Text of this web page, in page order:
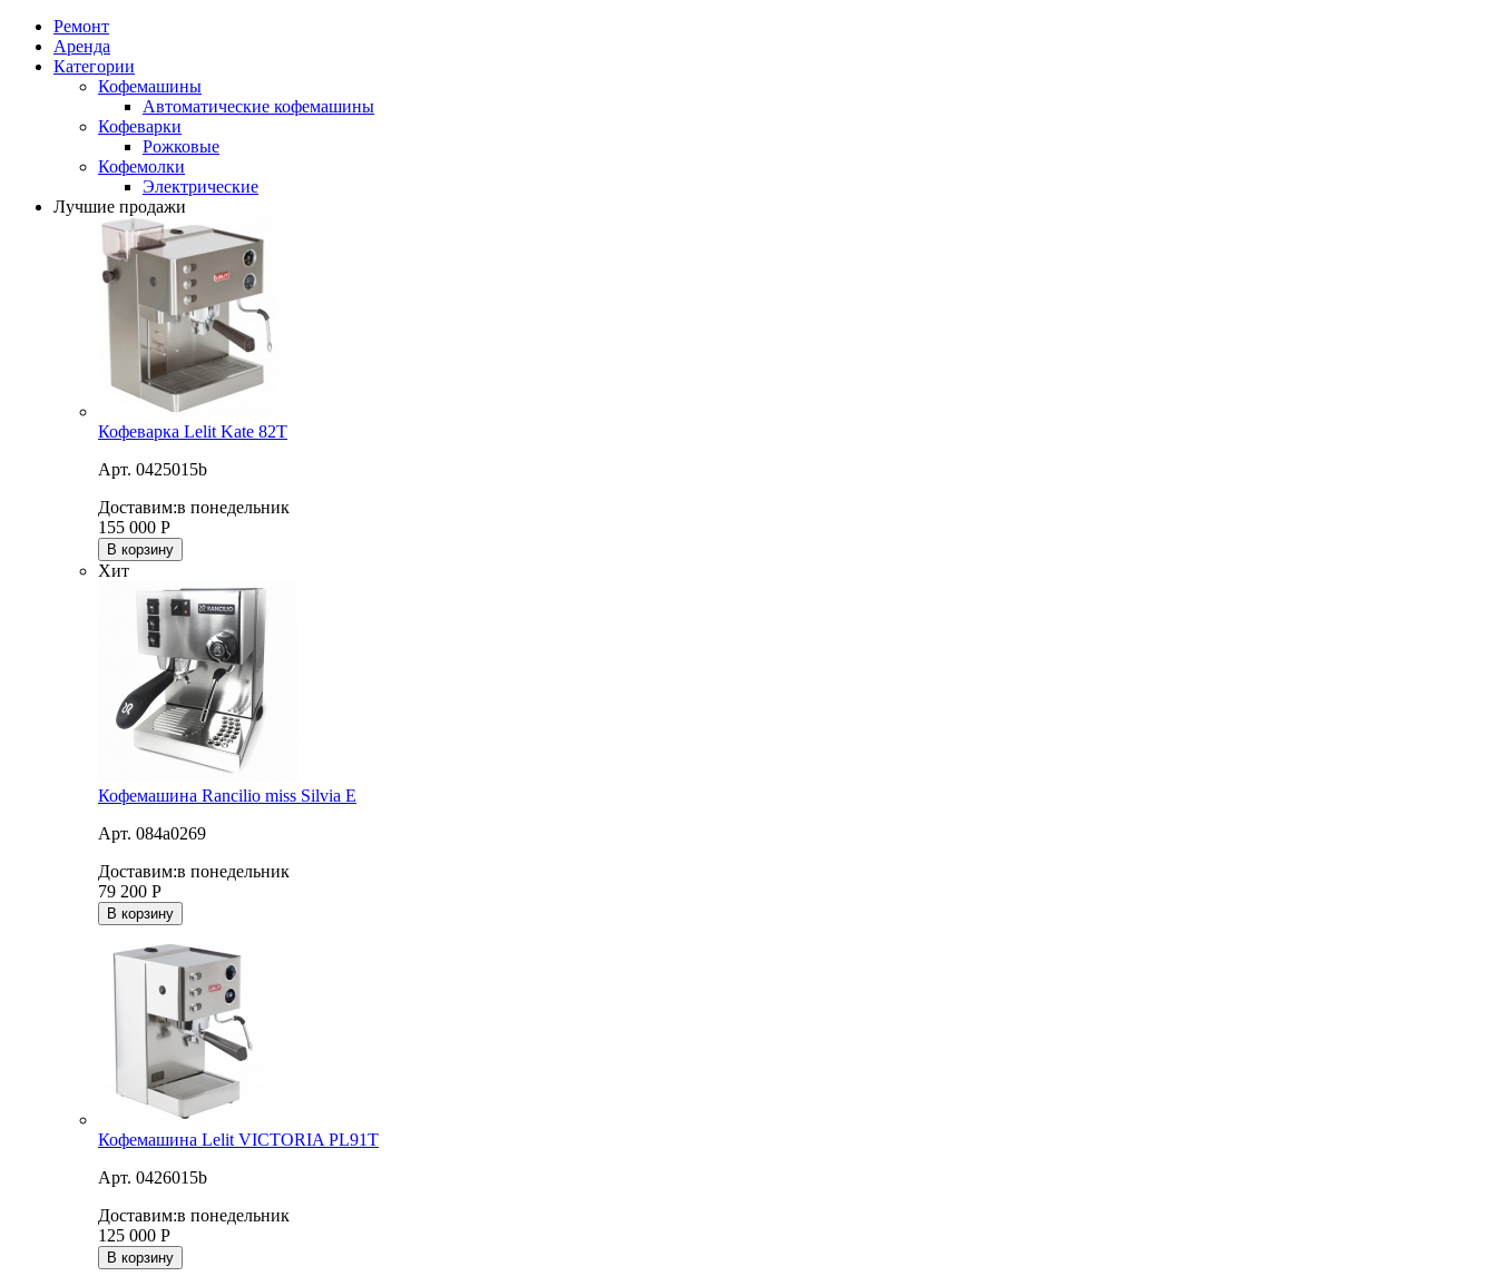
Ремонт
Аренда
Категории
Кофемашины
Автоматические кофемашины
Кофеварки
Рожковые
Кофемолки
Электрические
Лучшие продажи
Кофеварка Lelit Kate 82T
Арт. 0425015b
Доставим:в понедельник
155 000 Р
В корзину
Хит
Кофемашина Rancilio miss Silvia E
Арт. 084a0269
Доставим:в понедельник
79 200 Р
В корзину
Кофемашина Lelit VICTORIA PL91T
Арт. 0426015b
Доставим:в понедельник
125 000 Р
В корзину